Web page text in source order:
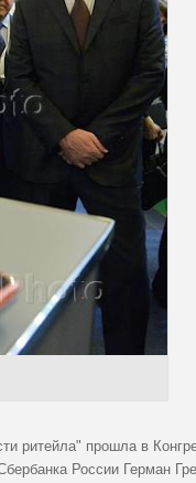
ритейла" прошла в
России Герман